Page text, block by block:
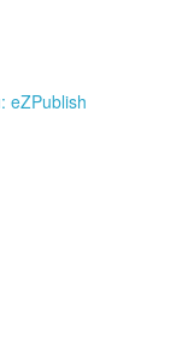
eZPublish